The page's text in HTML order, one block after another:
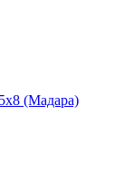
(Мадара)